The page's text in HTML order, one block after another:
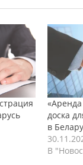
доска
в
В